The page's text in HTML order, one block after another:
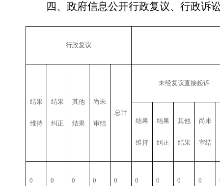
四、政府信息公开行政复议、行政诉
行政复议
结果
维持
结果
纠正
其他
结果
尚未
审结
总计
未经复议直接起诉
结果
维持
结果
纠正
其他
结果
尚未
审结
0 0 0 0 0 0 0 0 0